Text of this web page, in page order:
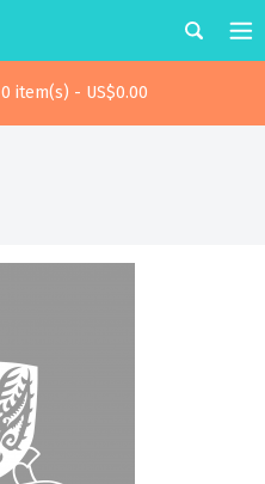
0 item(s) - US$0.00